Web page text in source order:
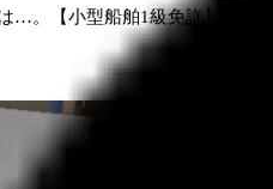
…。【小型船舶1級免許】取得し